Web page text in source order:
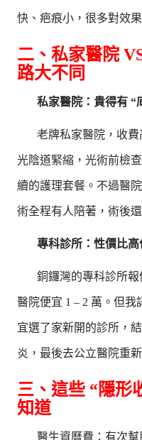
快、疤痕小，很多對效
二、私家醫院
路大不同
私家醫院：貴得有 “
老牌私家醫院，收
光陰道緊縮，光術前檢
續的護理套餐。不過醫
術全程有人陪著，術後
專科診所：性價比
銅鑼灣的專科診所
醫院便宜 1 – 2 萬。但
宜選了家新開的診所，
炎，最後去公立醫院重
三、這些 “隱形
知道
醫生資曆費：有次